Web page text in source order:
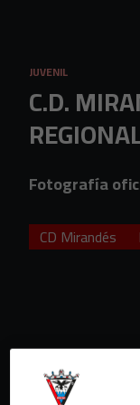
JUVENIL
C.D.
Fotografía
CD Mirandés